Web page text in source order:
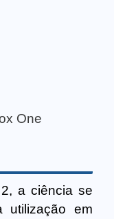
One
a ciência se
utilização em